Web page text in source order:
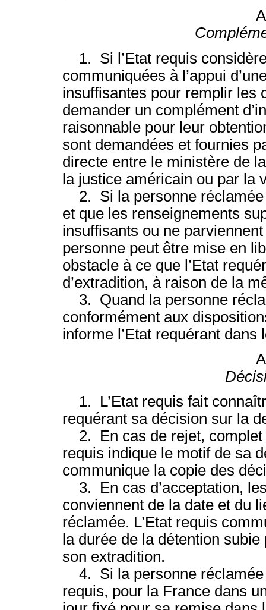
1. Si l’Etat requis
communiquées à l’appui
insuffisantes pour remplir les
demander un complément
raisonnable pour leur
sont demandées et fournies
directe entre le ministère de
la justice américain ou par la
2. Si la personne réclamée
et que les renseignements
insuffisants ou ne
personne peut être mise en
obstacle à ce que l’Etat
d’extradition, à raison de la
3. Quand la personne
conformément aux
informe l’Etat requérant
1. L’Etat requis fait
requérant sa décision sur la
2. En cas de rejet, complet
requis indique le motif de sa
communique la copie des
3. En cas d’acceptation,
conviennent de la date et du
réclamée. L’Etat requis
la durée de la détention
son extradition.
4. Si la personne réclamée
requis, pour la France dans